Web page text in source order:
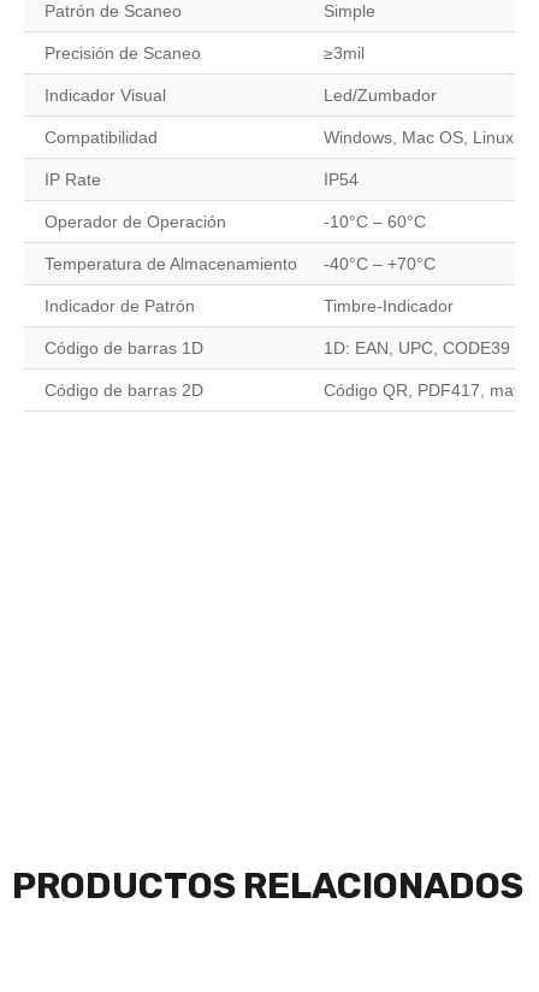
Patrón de Scaneo Simple
Precisión de Scaneo ≥3mil
Indicador Visual Led/Zumbador
Compatibilidad Windows, Mac OS, Linux,
IP Rate IP54
Operador de Operación -10°C – 60°C
Temperatura de Almacenamiento -40°C – +70°C
Indicador de Patrón Timbre-Indicador
Código de barras 1D 1D: EAN, UPC, CODE39
Código de barras 2D Código QR, PDF417,
PRODUCTOS RELACIONADOS